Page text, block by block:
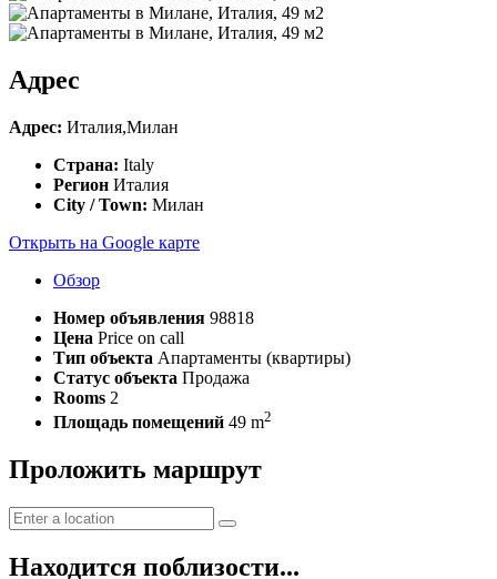
Адрес
Адрес: Италия,Милан
Страна: Italy
Регион Италия
City / Town: Милан
Открыть на Google карте
Обзор
Номер объявления 98818
Цена Price on call
Тип объекта Апартаменты (квартиры)
Статус объекта Продажа
Rooms 2
Площадь помещений 49 m2
Проложить маршрут
Находится поблизости...